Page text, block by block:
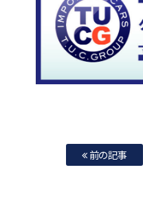
前の記事